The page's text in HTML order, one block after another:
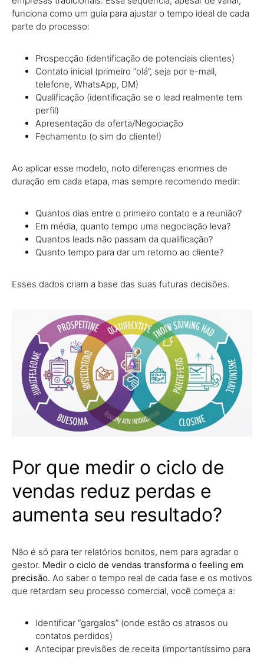
funciona como um guia para ajustar o tempo ideal de cada
parte do processo:
Prospecção (identificação de potenciais clientes)
Contato inicial (primeiro “olá”, seja por e-mail,
telefone, WhatsApp, DM)
Qualificação (identificação se o lead realmente tem
perfil)
Apresentação da oferta/Negociação
Fechamento (o sim do cliente!)
Ao aplicar esse modelo, noto diferenças enormes de
duração em cada etapa, mas sempre recomendo medir:
Quantos dias entre o primeiro contato e a reunião?
Em média, quanto tempo uma negociação leva?
Quantos leads não passam da qualificação?
Quanto tempo para dar um retorno ao cliente?
Esses dados criam a base das suas futuras decisões.
Por que medir o ciclo de
vendas reduz perdas e
aumenta seu resultado?
Não é só para ter relatórios bonitos, nem para agradar o
gestor. Medir o ciclo de vendas transforma o feeling em
precisão. Ao saber o tempo real de cada fase e os motivos
que retardam seu processo comercial, você começa a:
Identificar “gargalos” (onde estão os atrasos ou
contatos perdidos)
Antecipar previsões de receita (importantíssimo para